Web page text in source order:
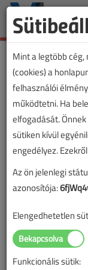
Mint a legtöbb
(cookies) a
felhasználói
működtetni. Ha
elfogadását.
sütiken kívül
engedélyez.
Az ön jelenlegi
azonosítója:
Elengedhetetlen
Funkcionális sütik: